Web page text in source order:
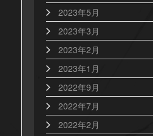
2023年5月
2023年3月
2023年2月
2023年1月
2022年9月
2022年7月
2022年2月